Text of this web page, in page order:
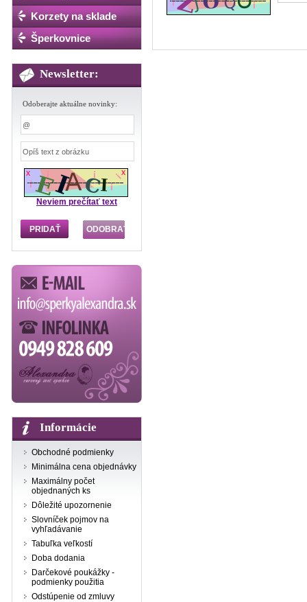
Korzety na sklade
Šperkovnice
Newsletter:
Odoberajte aktuálne novinky:
Neviem prečítať text
Informácie
Obchodné podmienky
Minimálna cena objednávky
Maximálny počet
objednaných ks
Dôležité upozornenie
Slovníček pojmov na
vyhľadávanie
Tabuľka veľkostí
Doba dodania
Darčekové poukážky -
podmienky použitia
Odstúpenie od zmluvy